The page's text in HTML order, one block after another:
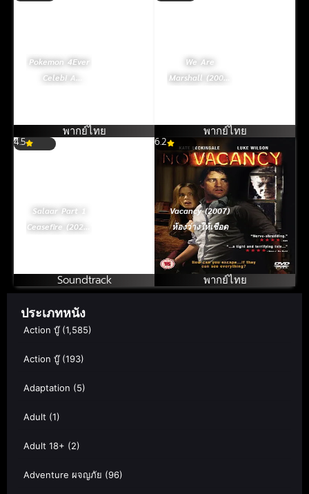
Pokemon 4Ever
Celebi A
(2001) โปเกมอน
มูฟวี่ 4 ตอน ย้อน
พากย์ไทย
We Are
Marshall (2006)
พากย์ไทย
4.5
Salaar Part 1
Ceasefire (2023)
Soundtrack
6.2
Vacancy (2007)
ห้องว่างให้เชือด
พากย์ไทย
ประเภทหนัง
Action บู๊(1,585)
Action บู๊(193)
Adaptation (5)
Adult (1)
Adult 18+ (2)
Adventure ผจญภัย (96)